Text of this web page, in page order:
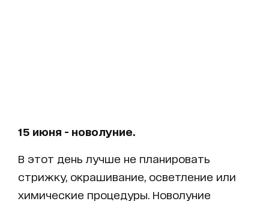
15 июня - новолуние.
В этот день лучше не планировать
стрижку, окрашивание, осветление или
химические процедуры. Новолуние